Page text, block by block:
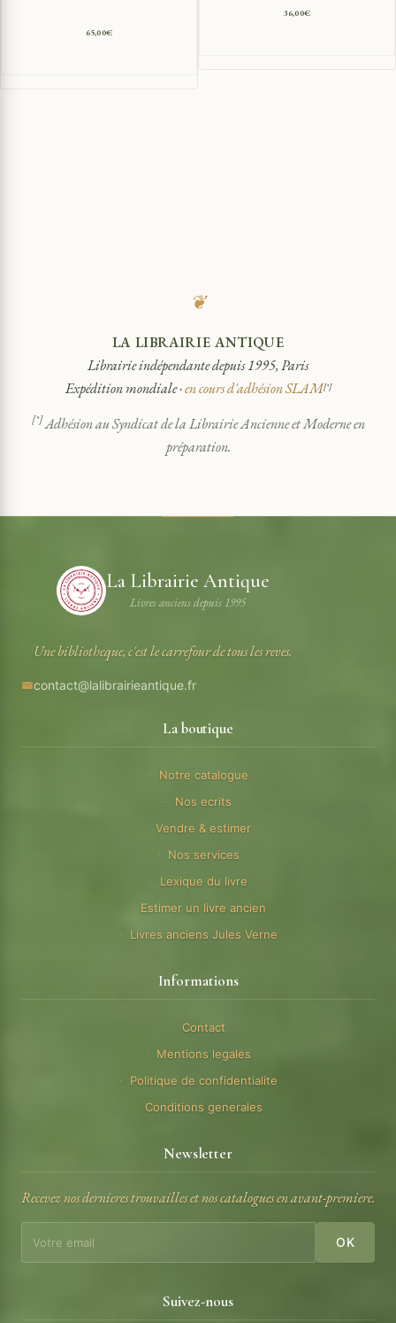
65,00€
36,00€
❦
LA LIBRAIRIE ANTIQUE
Librairie indépendante depuis 1995, Paris
Expédition mondiale ·en cours d'adhésion SLAM[*]
[*]Adhésion au Syndicat de la Librairie Ancienne et Moderne en
préparation.
La Librairie Antique
Livres anciens depuis 1995
Une bibliotheque, c'est le carrefour de tous les reves.
contact@lalibrairieantique.fr
La boutique
Notre catalogue
Nos ecrits
Vendre & estimer
Nos services
Lexique du livre
Estimer un livre ancien
Livres anciens Jules Verne
Informations
Contact
Mentions legales
Politique de confidentialite
Conditions generales
Newsletter
Recevez nos dernieres trouvailles et nos catalogues en avant-premiere.
OK
Suivez-nous